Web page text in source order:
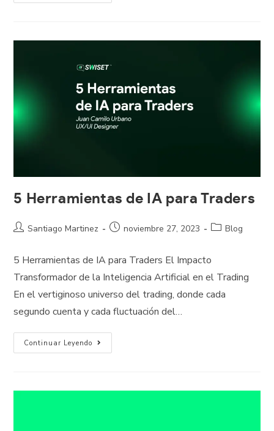
5 Herramientas de IA para Traders
Santiago Martinez noviembre 27, 2023 Blog
5 Herramientas de IA para Traders El Impacto
Transformador de la Inteligencia Artificial en el Trading
En el vertiginoso universo del trading, donde cada
segundo cuenta y cada fluctuación del…
Continuar Leyendo